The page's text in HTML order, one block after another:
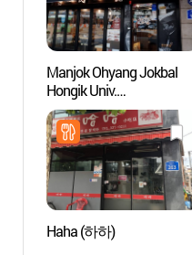
Manjok Ohyang Jokbal
Hongik Univ.
(만족오향족발 홍대)
Haha (하하)